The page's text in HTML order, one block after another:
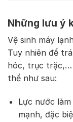
Những lưu ý
Vệ sinh máy
Tuy nhiên để
hóc, trục trặc,…
thể như sau:
Lực nước
mạnh, đặc